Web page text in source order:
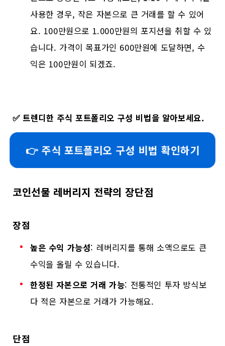
사용한 경우, 작은 자본으로 큰 거래를 할 수 있어
요. 100만원으로 1.000만원의 포지션을 취할 수 있
습니다. 가격이 목표가인 600만원에 도달하면, 수
익은 100만원이 되겠죠.
✅ 트렌디한 주식 포트폴리오 구성 비법을 알아보세요.
👉 주식 포트폴리오 구성 비법 확인하기
코인선물 레버리지 전략의 장단점
장점
높은 수익 가능성: 레버리지를 통해 소액으로도 큰
수익을 올릴 수 있습니다.
한정된 자본으로 거래 가능: 전통적인 투자 방식보
다 적은 자본으로 거래가 가능해요.
단점